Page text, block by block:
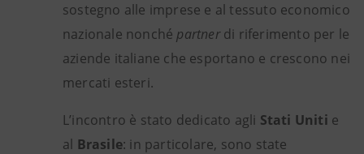
sostegno alle imprese e al tessuto economico
nazionale nonché partnerdi riferimento per le
aziende italiane che esportano e crescono nei
mercati esteri.
L’incontro è stato dedicato agli Stati Uniti e
al Brasile: in particolare, sono state